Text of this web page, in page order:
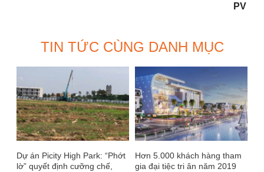
PV
TIN TỨC CÙNG DANH MỤC
Dự án Picity High Park: “Phớt
lờ” quyết định cưỡng chế,
Hơn 5.000 khách hàng tham
gia đại tiệc tri ân năm 2019